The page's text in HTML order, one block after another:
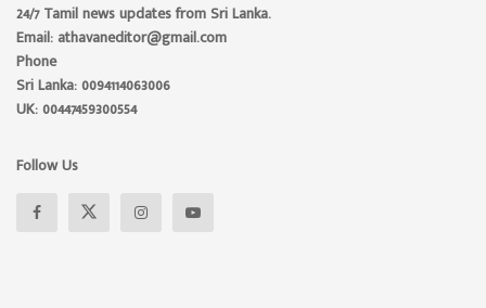
24/7 Tamil news updates from Sri Lanka.
Email: athavaneditor@gmail.com
Phone
Sri Lanka: 0094114063006
UK: 00447459300554
Follow Us